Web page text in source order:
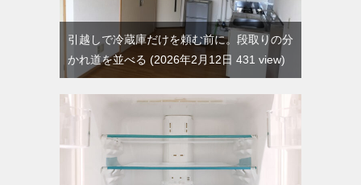
引越しで冷蔵庫だけを頼む前に。段取りの分
かれ道を並べる
2026年2月12日 431 view